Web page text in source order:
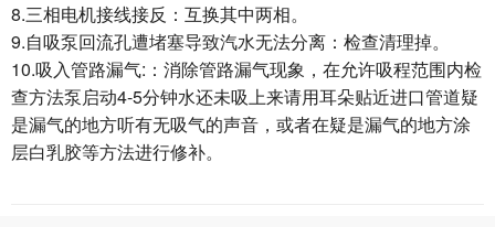
8.三相电机接线接反：互换其中两相。
9.自吸泵回流孔遭堵塞导致汽水无法分离：检查清理掉。
10.吸入管路漏气:：消除管路漏气现象，在允许吸程范围内检
查方法泵启动4-5分钟水还未吸上来请用耳朵贴近进口管道疑
是漏气的地方听有无吸气的声音，或者在疑是漏气的地方涂
层白乳胶等方法进行修补。